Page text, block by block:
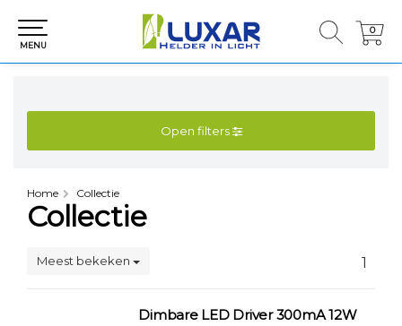
0
0
MENU
Open filters
Home Collectie
Collectie
Meest bekeken 1
Dimbare LED Driver 300mA 12W